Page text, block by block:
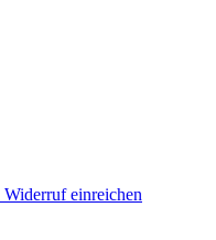
Widerruf einreichen